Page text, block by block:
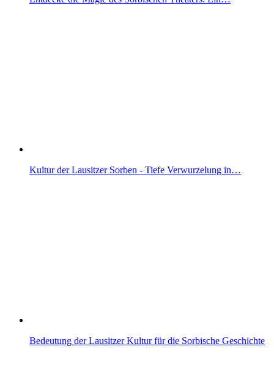
Kultur der Lausitzer Sorben - Tiefe Verwurzelung in…
Bedeutung der Lausitzer Kultur für die Sorbische Geschichte